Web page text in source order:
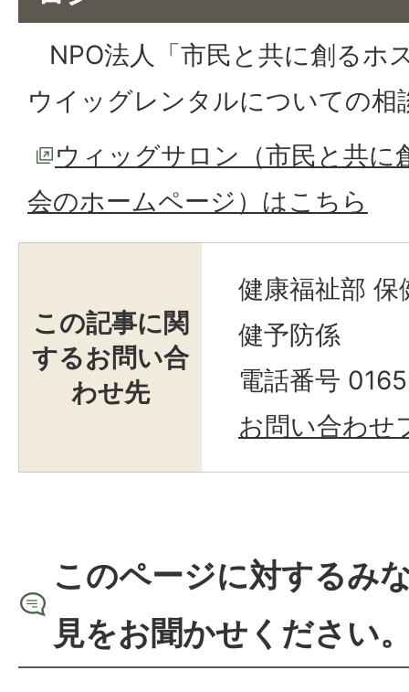
NPO法人「市民と共に創るホ
ウイッグレンタルについての相
ウィッグサロン（市民と共に
会のホームページ）はこちら
この記事に関
するお問い合
わせ先
健康福祉部
健予防係
電話番号
お問い合わせ
このページに対するみ
見をお聞かせください